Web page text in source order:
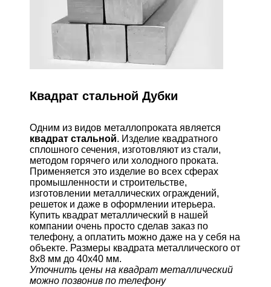
Квадрат стальной Дубки
Одним из видов металлопроката является
квадрат стальной. Изделие квадратного
сплошного сечения, изготовляют из стали,
методом горячего или холодного проката.
Применяется это изделие во всех сферах
промышленности и строительстве,
изготовлении металлических ограждений,
решеток и даже в оформлении итерьера.
Купить квадрат металлический в нашей
компании очень просто сделав заказ по
телефону, а оплатить можно даже на у себя на
объекте. Размеры квадрата металлического от
8х8 мм до 40х40 мм.
Уточнить цены на квадрат металлический
можно позвонив по телефону